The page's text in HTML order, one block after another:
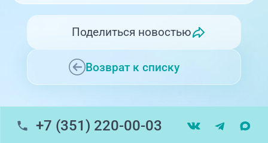
Возврат к списку
Поделиться новостью
+7 (351) 220-00-03